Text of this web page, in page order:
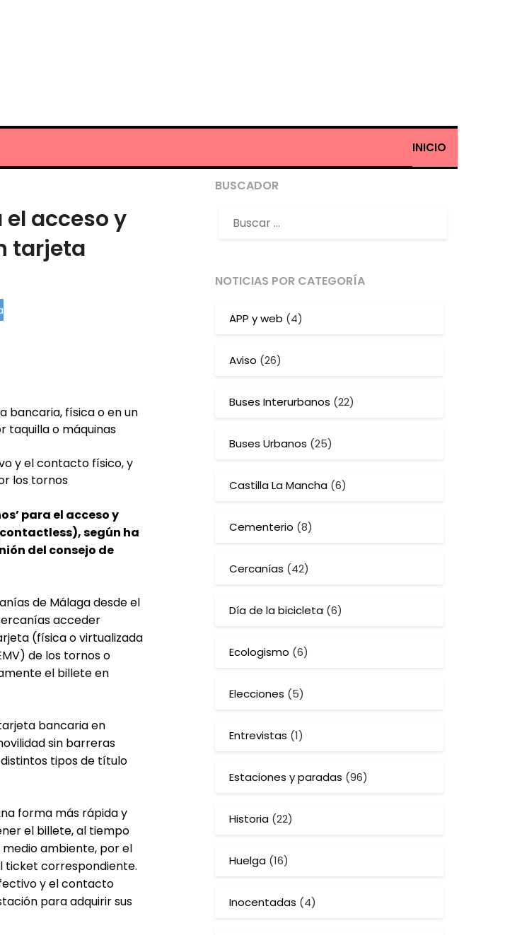
INICIO
acceso y
tarjeta
bancaria, física o en un
taquilla o máquinas
y el contacto físico, y
los tornos
para el acceso y
según ha
del consejo de
de Málaga desde el
acceder
(física o virtualizada
de los tornos o
el billete en
bancaria en
sin barreras
tipos de título
forma más rápida y
el billete, al tiempo
ambiente, por el
ticket correspondiente.
y el contacto
para adquirir sus
BUSCADOR
NOTICIAS POR CATEGORÍA
APP y web (4)
Aviso (26)
Buses Interurbanos (22)
Buses Urbanos (25)
Castilla La Mancha(6)
Cementerio (8)
Cercanías (42)
Día de la bicicleta(6)
Ecologismo (6)
Elecciones (5)
Entrevistas (1)
Estaciones y paradas (96)
Historia(22)
Huelga(16)
Inocentadas (4)